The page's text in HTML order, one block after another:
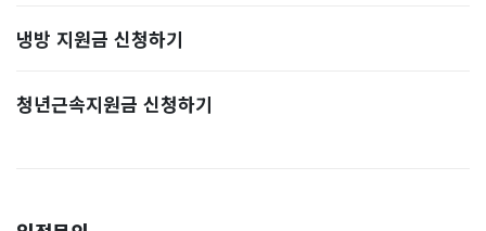
냉방 지원금 신청하기
청년근속지원금 신청하기